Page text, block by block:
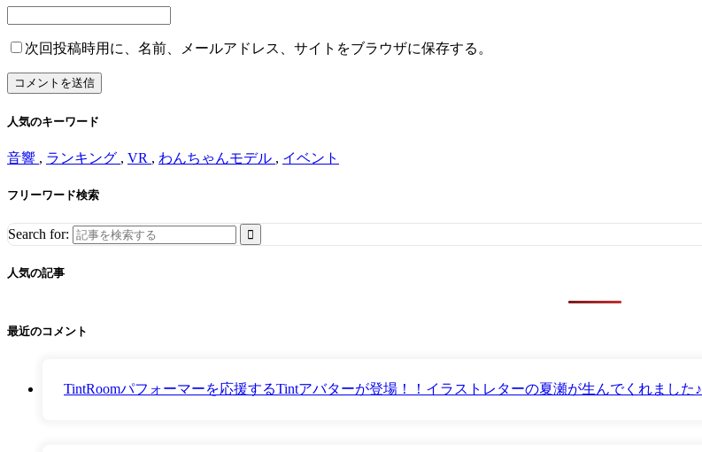
次回投稿時用に、名前、メールアドレス、サイトをブラウザに保存する。
人気のキーワード
音響 , ランキング , VR , わんちゃんモデル , イベント
フリーワード検索
Search for:
人気の記事
最近のコメント
TintRoomパフォーマーを応援するTintアバターが登場！！イラストレターの夏瀬が生んでくれました♪